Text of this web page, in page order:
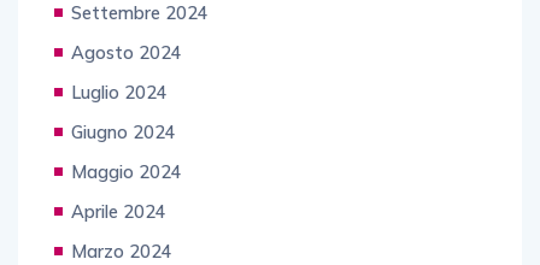
Settembre 2024
Agosto 2024
Luglio 2024
Giugno 2024
Maggio 2024
Aprile 2024
Marzo 2024